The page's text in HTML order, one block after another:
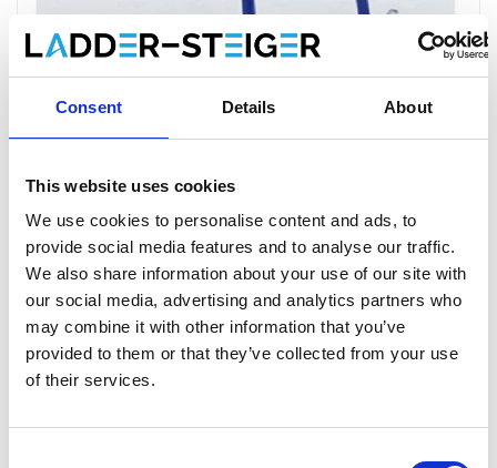
Consent Details About
This website uses cookies
We use cookies to personalise content and ads, to
provide social media features and to analyse our traffic.
We also share information about your use of our site with
our social media, advertising and analytics partners who
may combine it with other information that you’ve
provided to them or that they’ve collected from your use
of their services.
Apache monte-charge appui de
tête haut
€491,00 HT
€594,11 TTC
En stock